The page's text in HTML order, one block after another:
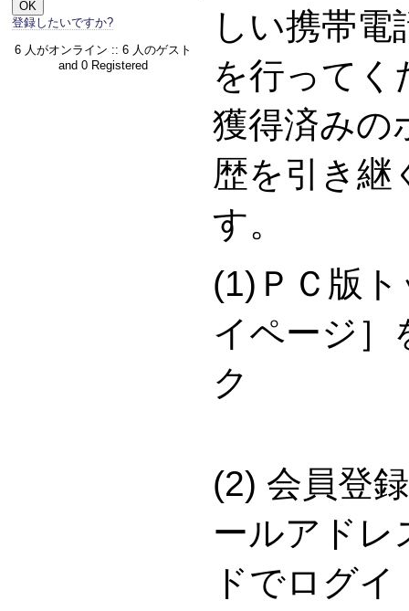
登録したいですか?
6 人がオンライン :: 6 人のゲスト
and 0 Registered
しい携帯電
を行ってく
獲得済みの
歴を引き継
す。
(1)ＰＣ版
イページ］
(2) 会員登
ールアドレ
ドでログイ